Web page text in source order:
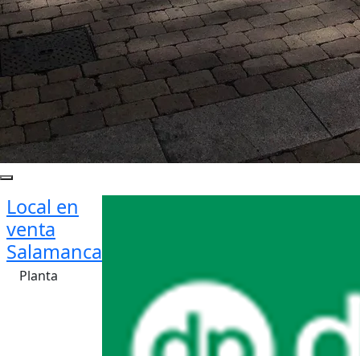
Local en
venta
Salamanca
Planta